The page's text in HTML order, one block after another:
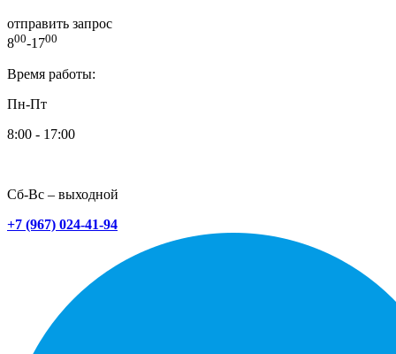
отправить запрос
800-1700
Время работы:
Пн-Пт
8:00 - 17:00
Сб-Вс – выходной
+7 (967) 024-41-94